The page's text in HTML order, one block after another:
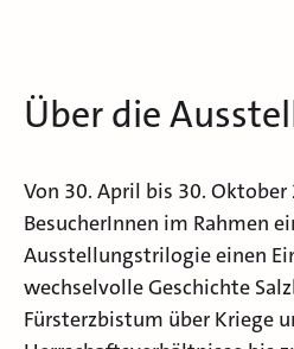
Über die
Von 30. April bis 30.
BesucherInnen im Rahmen
Ausstellungstrilogie einen
wechselvolle Geschichte
Fürsterzbistum über Kriege